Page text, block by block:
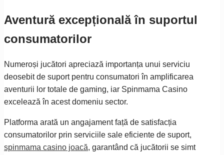
Aventură excepțională în suportul
consumatorilor
Numeroși jucători apreciază importanța unui serviciu
deosebit de suport pentru consumatori în amplificarea
aventurii lor totale de gaming, iar Spinmama Casino
excelează în acest domeniu sector.
Platforma arată un angajament față de satisfacția
consumatorilor prin serviciile sale eficiente de suport,
spinmama casino joacă, garantând că jucătorii se simt